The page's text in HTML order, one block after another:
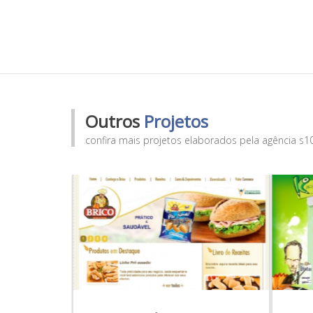
Outros Projetos
confira mais projetos elaborados pela agência